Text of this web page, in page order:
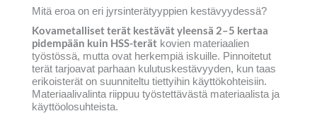
Mitä eroa on eri jyrsinterätyyppien kestävyydessä?
Kovametalliset terät kestävät yleensä 2–5 kertaa
pidempään kuin HSS-terät kovien materiaalien
työstössä, mutta ovat herkempiä iskuille. Pinnoitetut
terät tarjoavat parhaan kulutuskestävyyden, kun taas
erikoisterät on suunniteltu tiettyihin käyttökohteisiin.
Materiaalivalinta riippuu työstettävästä materiaalista ja
käyttöolosuhteista.